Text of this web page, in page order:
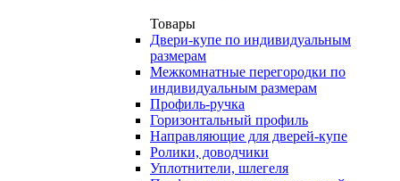
Товары
Двери-купе по индивидуальным
размерам
Межкомнатные перегородки по
индивидуальным размерам
Профиль-ручка
Горизонтальный профиль
Направляющие для дверей-купе
Ролики, доводчики
Уплотнители, шлегеля